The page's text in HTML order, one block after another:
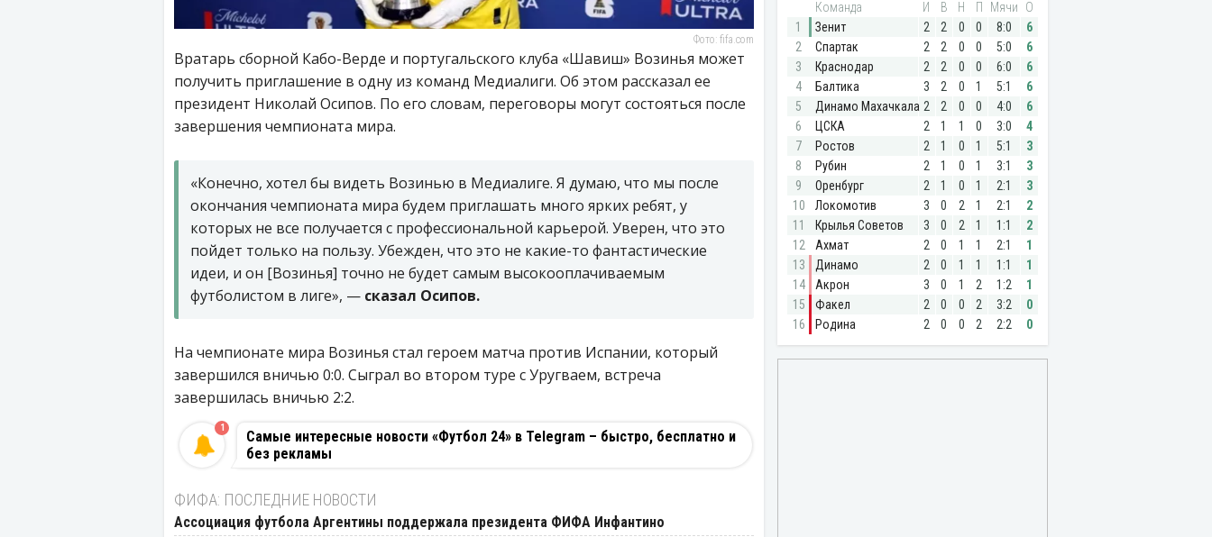
Фото: fifa.com
Вратарь сборной Кабо-Верде и португальского клуба «Шавиш» Возинья может
получить приглашение в одну из команд Медиалиги. Об этом рассказал ее
президент Николай Осипов. По его словам, переговоры могут состояться после
завершения чемпионата мира.
«Конечно, хотел бы видеть Возинью в Медиалиге. Я думаю, что мы после
окончания чемпионата мира будем приглашать много ярких ребят, у
которых не все получается с профессиональной карьерой. Уверен, что это
пойдет только на пользу. Убежден, что это не какие-то фантастические
идеи, и он [Возинья] точно не будет самым высокооплачиваемым
футболистом в лиге», — сказал Осипов.
На чемпионате мира Возинья стал героем матча против Испании, который
завершился вничью 0:0. Сыграл во втором туре с Уругваем, встреча
завершилась вничью 2:2.
Самые интересные новости «Футбол 24» в Telegram – быстро, бесплатно и
без рекламы
1
ФИФА: ПОСЛЕДНИЕ НОВОСТИ
Ассоциация футбола Аргентины поддержала президента ФИФА Инфантино